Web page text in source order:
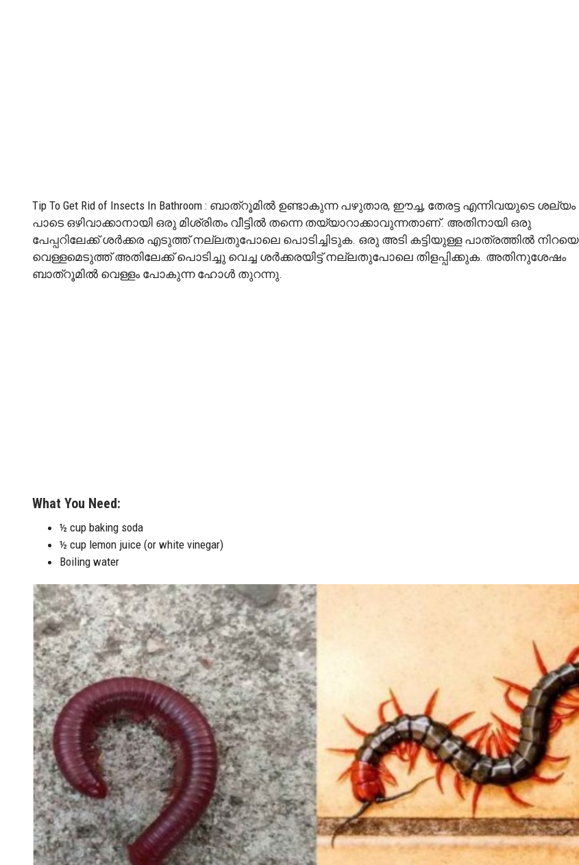
Tip To Get Rid of Insects In Bathroom : ബാത്റൂമിൽ ഉണ്ടാകുന്ന പഴുതാര, ഈച്ച, തേരട്ട എന്നിവയുടെ ശല്യം
പാടെ ഒഴിവാക്കാനായി ഒരു മിശ്രിതം വീട്ടിൽ തന്നെ തയ്യാറാക്കാവുന്നതാണ്. അതിനായി ഒരു
പേപ്പറിലേക്ക് ശർക്കര എടുത്ത് നല്ലതുപോലെ പൊടിച്ചിടുക. ഒരു അടി കട്ടിയുള്ള പാത്രത്തിൽ നിറയെ
വെള്ളമെടുത്ത് അതിലേക്ക് പൊടിച്ചു വെച്ച ശർക്കരയിട്ട് നല്ലതുപോലെ തിളപ്പിക്കുക. അതിനുശേഷം
ബാത്റൂമിൽ വെള്ളം പോകുന്ന ഹോൾ തുറന്നു.
What You Need:
½ cup baking soda
½ cup lemon juice (or white vinegar)
Boiling water